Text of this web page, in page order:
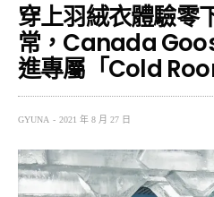
穿上羽絨衣體驗零
常，Canada
進專屬「Cold
GYUNA 2021 年 8 月 27 日